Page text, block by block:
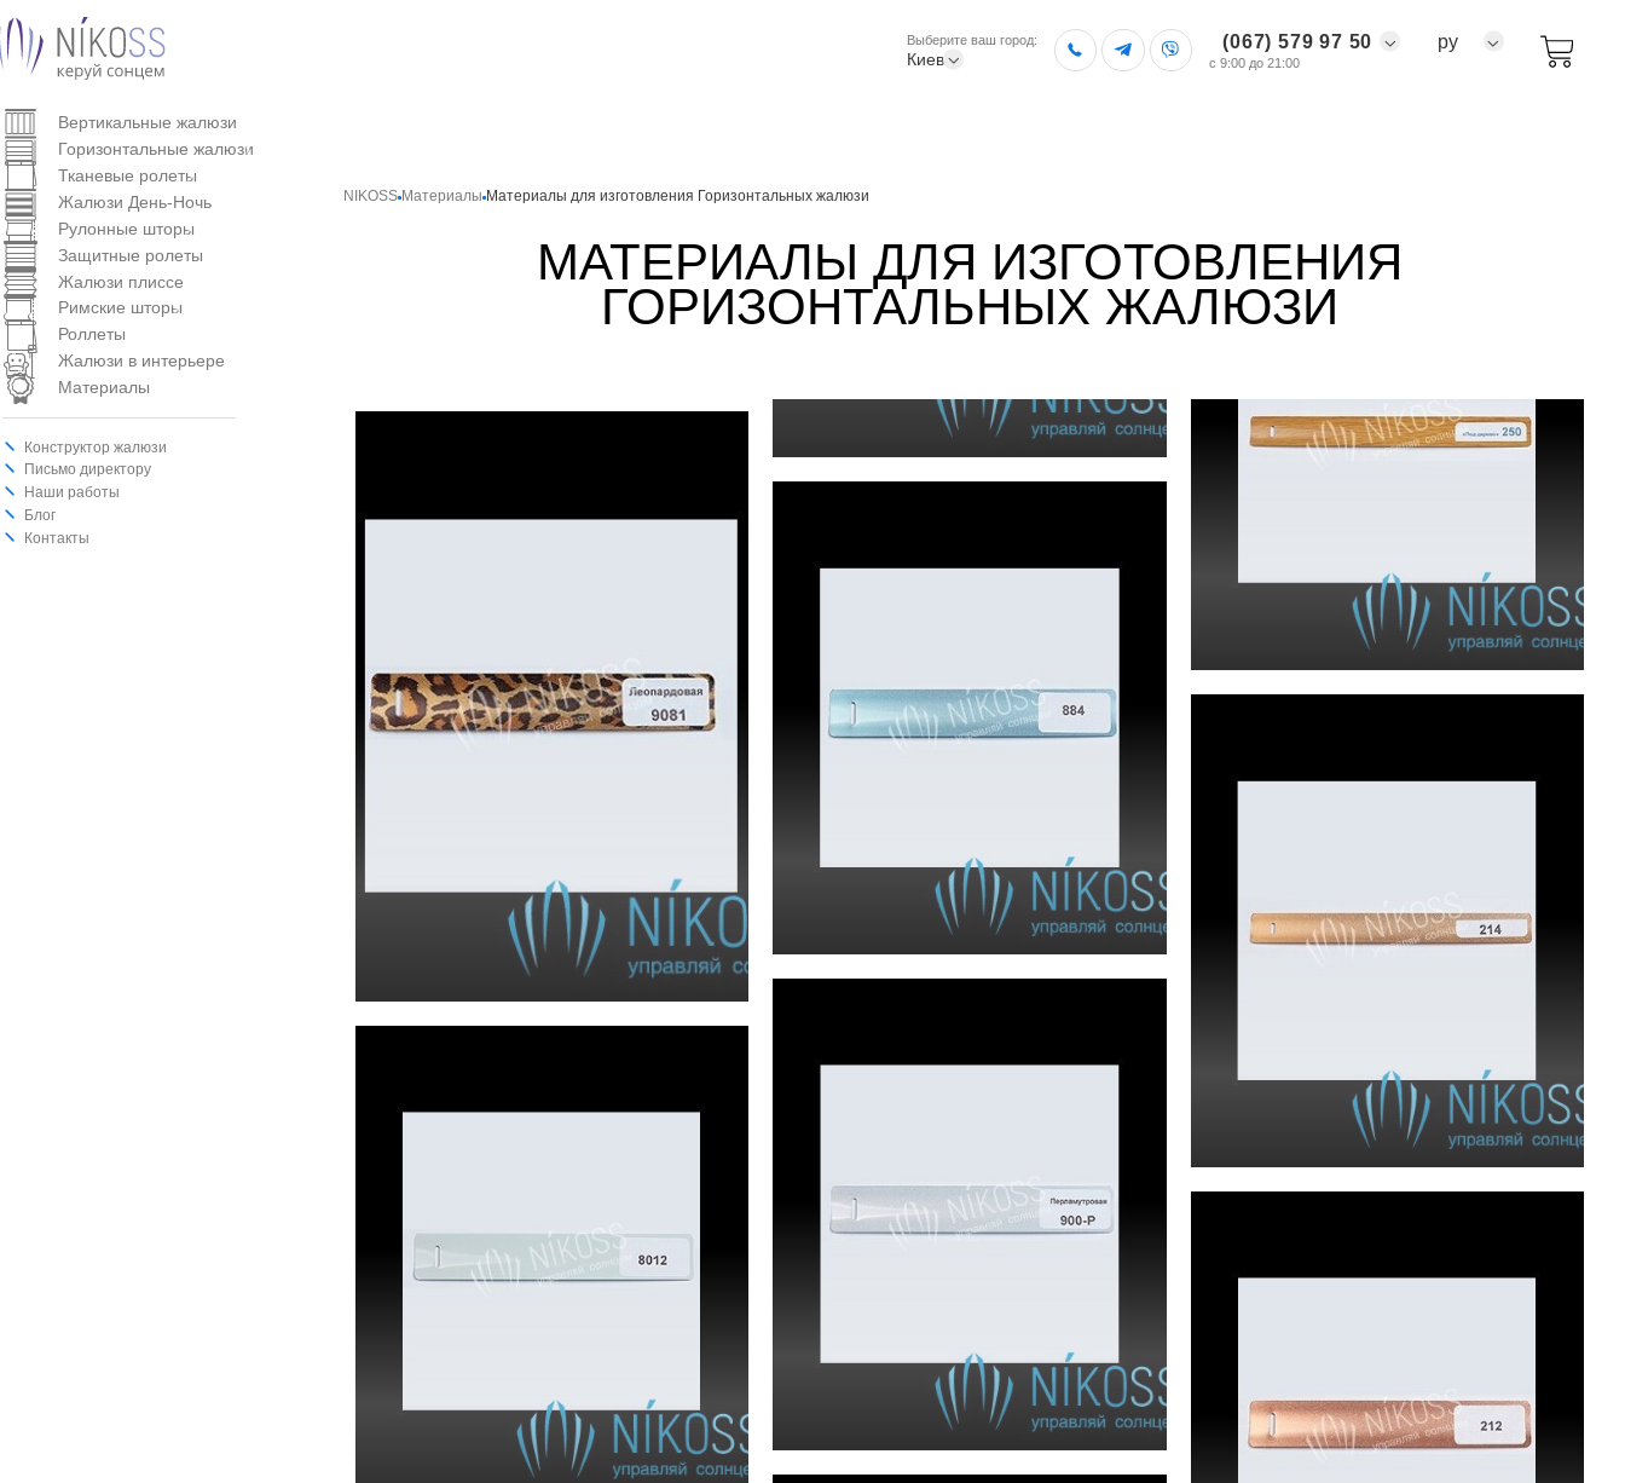
Выберите ваш город:
Киев
(067) 579 97 50
с 9:00 до 21:00
ру
Вертикальные жалюзи
Горизонтальные жалюзи
Тканевые ролеты
Жалюзи День-Ночь
Рулонные шторы
Защитные ролеты
Жалюзи плиссе
Римские шторы
Роллеты
Жалюзи в интерьере
Материалы
Конструктор жалюзи
Письмо директору
Наши работы
Блог
Контакты
NIKOSS Материалы Материалы для изготовления Горизонтальных жалюзи
МАТЕРИАЛЫ ДЛЯ ИЗГОТОВЛЕНИЯ
ГОРИЗОНТАЛЬНЫХ ЖАЛЮЗИ